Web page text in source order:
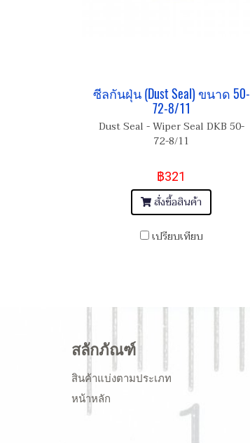
ซีลกันฝุ่น (Dust Seal) ขนาด 50-
72-8/11
Dust Seal - Wiper Seal DKB 50-
72-8/11
฿321
สั่งซื้อสินค้า
เปรียบเทียบ
สลักภัณฑ์
สินค้าแบ่งตามประเภท
หน้าหลัก